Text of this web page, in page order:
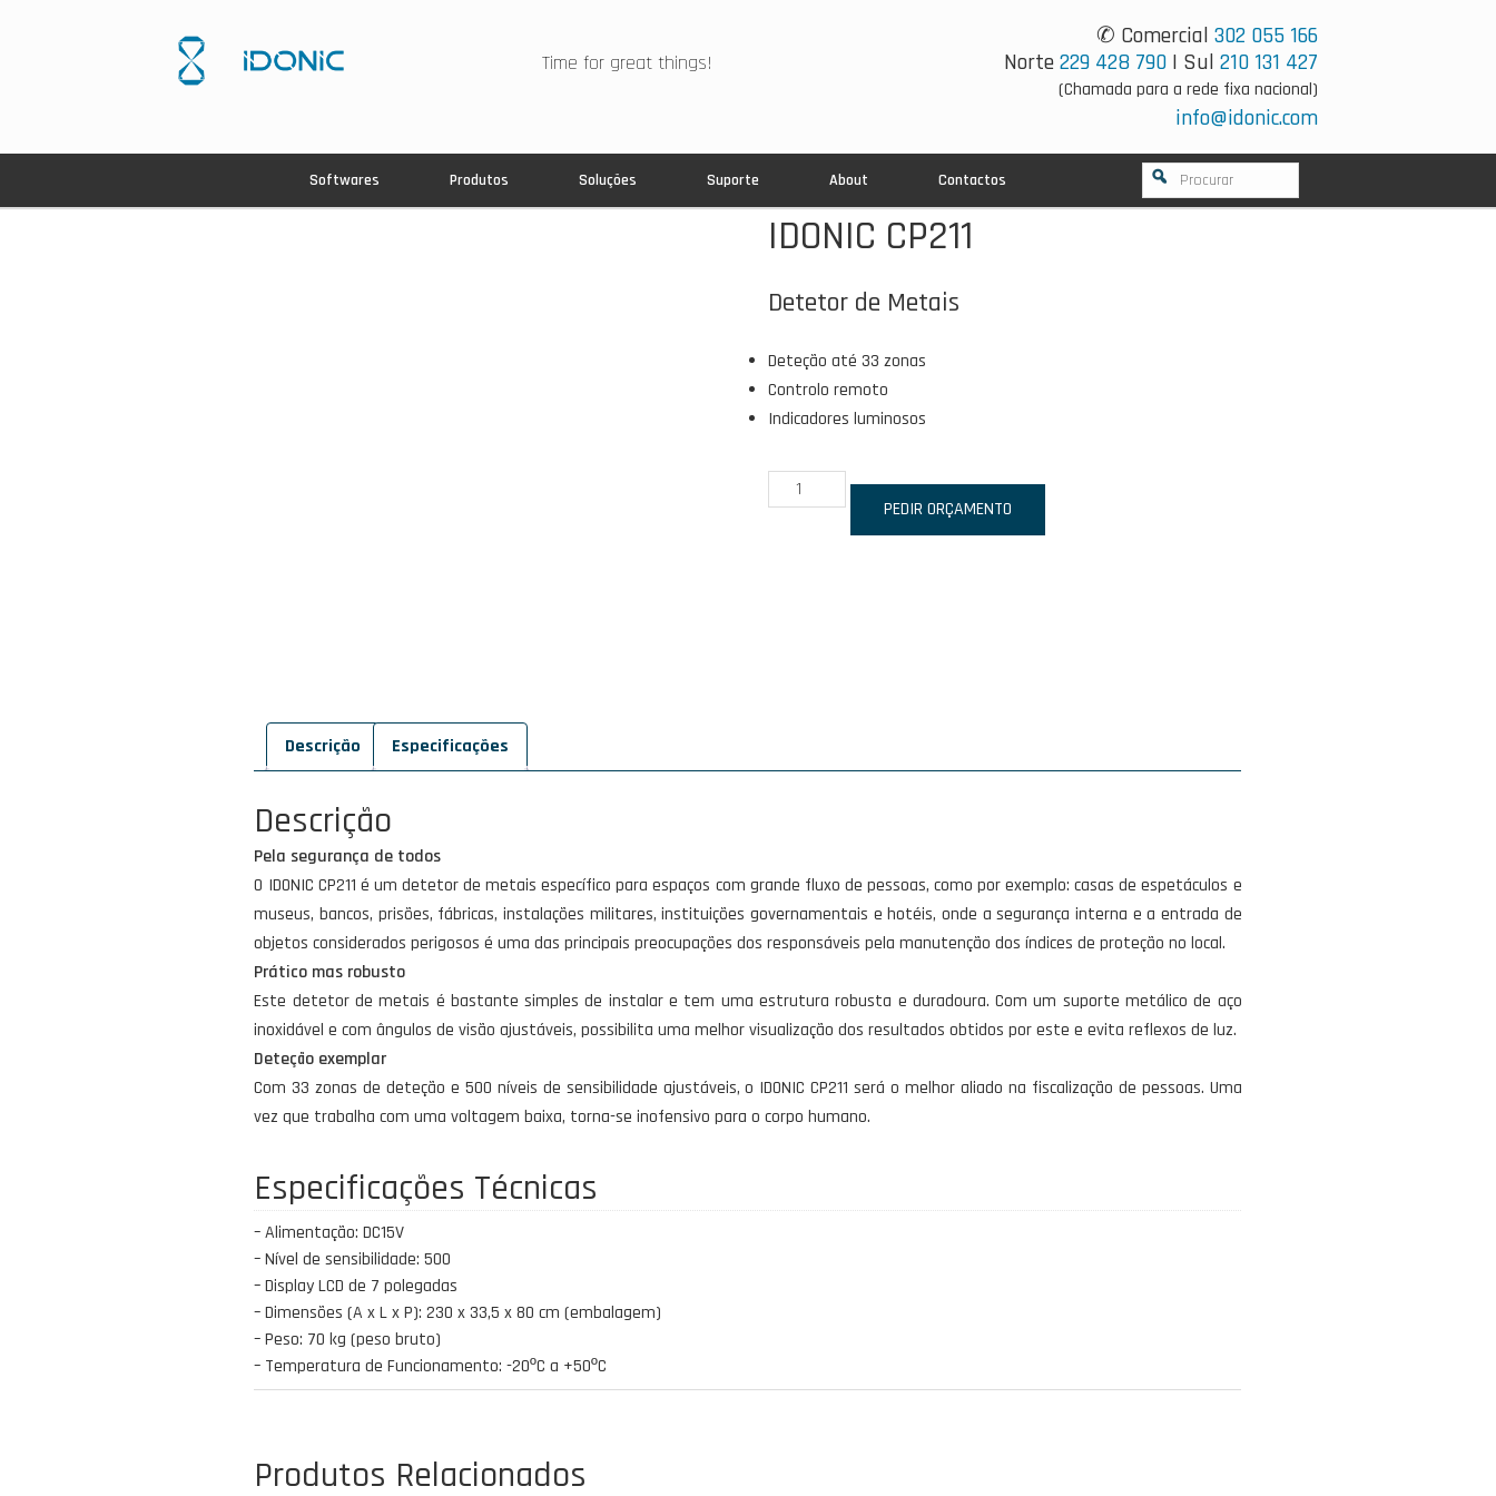
Time for great things!
✆ Comercial 302 055 166
Norte229 428 790 | Sul 210 131 427
(Chamada para a rede fixa nacional)
info@idonic.com
Softwares Produtos Soluções Suporte About Contactos
IDONIC CP211
Detetor de Metais
Deteção até 33 zonas
Controlo remoto
Indicadores luminosos
Quantidade
de
PEDIR ORÇAMENTO
Descrição Especificações
Descrição
Pela segurança de todos
O IDONIC CP211 é um detetor de metais específico para espaços com grande fluxo de pessoas, como por exemplo: casas de espetáculos e
museus, bancos, prisões, fábricas, instalações militares, instituições governamentais e hotéis, onde a segurança interna e a entrada de
objetos considerados perigosos é uma das principais preocupações dos responsáveis pela manutenção dos índices de proteção no local.
Prático mas robusto
Este detetor de metais é bastante simples de instalar e tem uma estrutura robusta e duradoura. Com um suporte metálico de aço
inoxidável e com ângulos de visão ajustáveis, possibilita uma melhor visualização dos resultados obtidos por este e evita reflexos de luz.
Deteção exemplar
Com 33 zonas de deteção e 500 níveis de sensibilidade ajustáveis, o IDONIC CP211 será o melhor aliado na fiscalização de pessoas. Uma
vez que trabalha com uma voltagem baixa, torna-se inofensivo para o corpo humano.
Especificações Técnicas
– Alimentação: DC15V
– Nível de sensibilidade: 500
– Display LCD de 7 polegadas
– Dimensões (A x L x P): 230 x 33,5 x 80 cm (embalagem)
– Peso: 70 kg (peso bruto)
– Temperatura de Funcionamento: -20ºC a +50ºC
Produtos Relacionados